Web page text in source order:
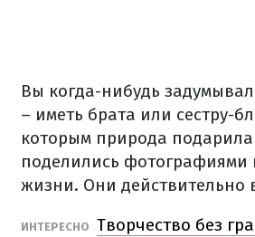
Вы когда-нибудь
– иметь брата или сестру-
которым природа
поделились фотографиями
жизни. Они действительно
ИНТЕРЕСНО Творчество без